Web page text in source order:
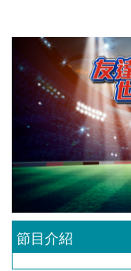
節目介紹